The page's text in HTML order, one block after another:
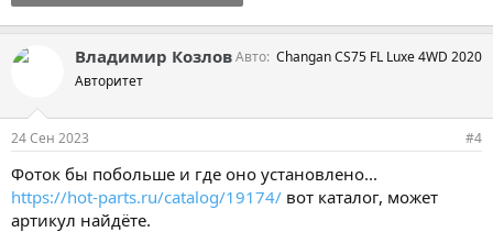
Владимир Козлов
Авторитет
Авто Changan CS75 FL Luxe 4WD 2020
24 Сен 2023 #4
Фоток бы побольше и где оно установлено...
https://hot-parts.ru/catalog/19174/ вот каталог, может
артикул найдёте.